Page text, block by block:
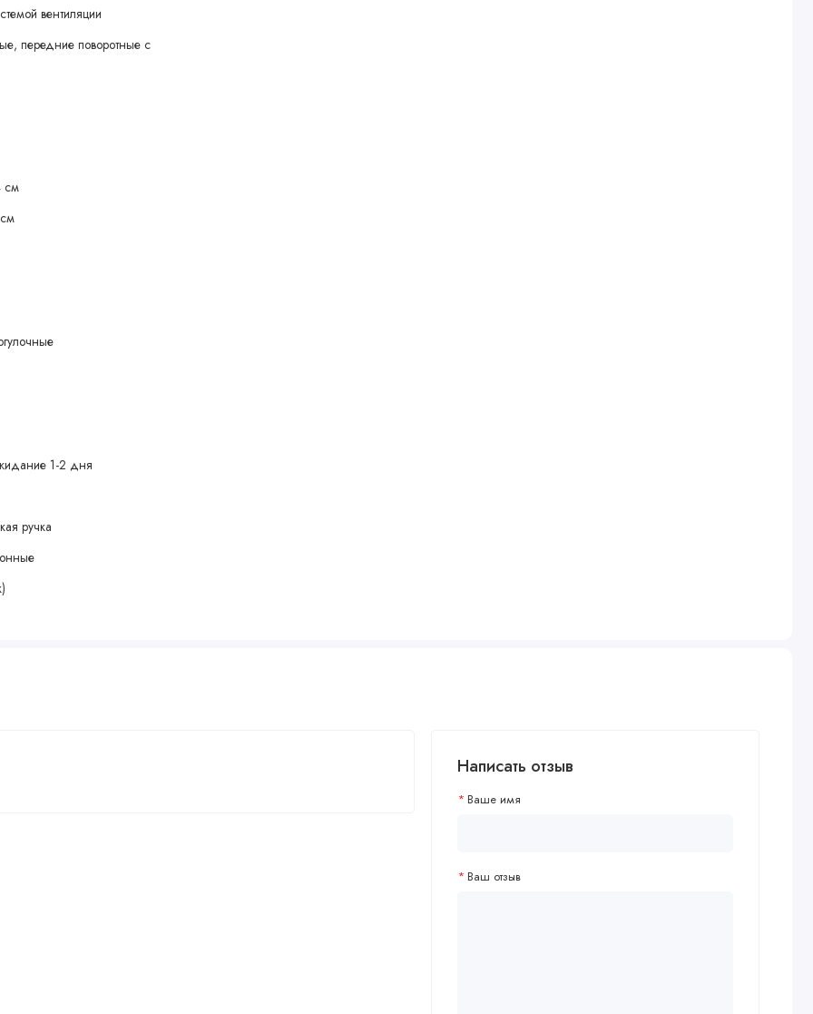
его свойств.
вентиляции
передние поворотные с
см
1-2 дня
ручка
Написать отзыв
Ваше имя
Ваш отзыв